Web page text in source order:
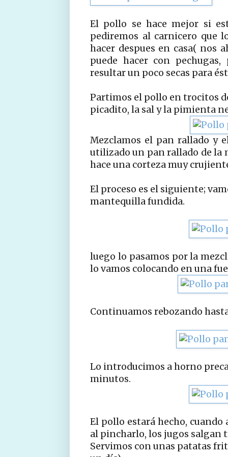
El pollo se hace mejor si
pediremos al carnicero que
hacer despues en casa( nos
puede hacer con
resultar un poco secas para
Partimos el pollo en trocitos
picadito, la sal y la pimienta
Mezclamos el pan rallado y
utilizado un pan rallado de la
hace una corteza muy
El proceso es el siguiente;
mantequilla fundida.
luego lo pasamos por la
lo vamos colocando en una
Continuamos rebozando
Lo introducimos a horno
minutos.
El pollo estará hecho,
al pincharlo, los jugos salgan
Servimos con unas patatas